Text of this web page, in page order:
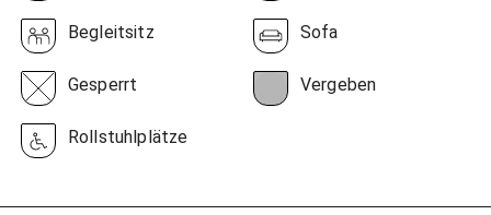
Begleitsitz Sofa
Gesperrt Vergeben
Rollstuhlplätze